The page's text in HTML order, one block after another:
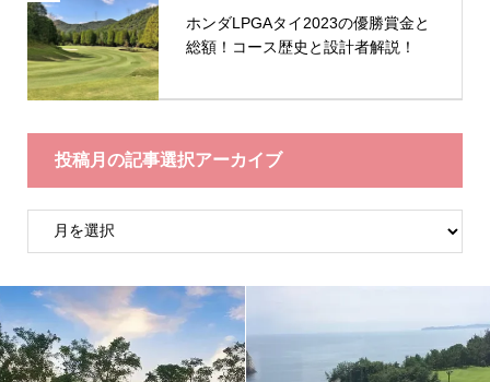
ホンダLPGAタイ2023の優勝賞金と
総額！コース歴史と設計者解説！
投稿月の記事選択アーカイブ